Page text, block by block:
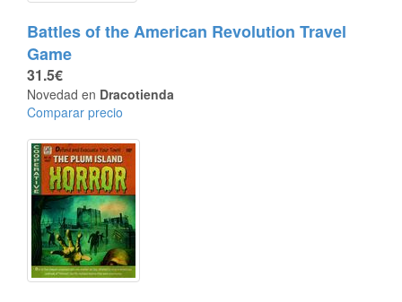
Battles of the American Revolution Travel
Game
31.5€
Novedad en Dracotienda
Comparar precio